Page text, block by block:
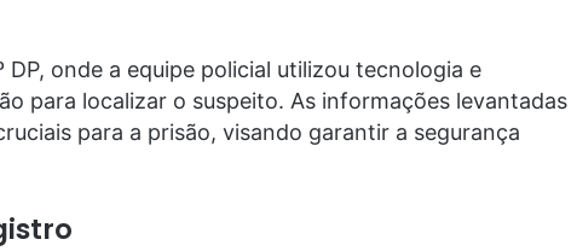
onde a equipe policial utilizou tecnologia e
para localizar o suspeito. As informações levantadas
para a prisão, visando garantir a segurança